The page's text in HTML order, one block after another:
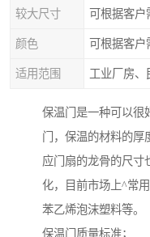
较大尺寸 可根据客户
颜色 可根据客户
适用范围 工业厂房、
保温门是一种可以很
门，保温的材料的厚
应门扇的龙骨的尺寸
化，目前市场上^常
苯乙烯泡沫塑料等。
保温门质量标准；